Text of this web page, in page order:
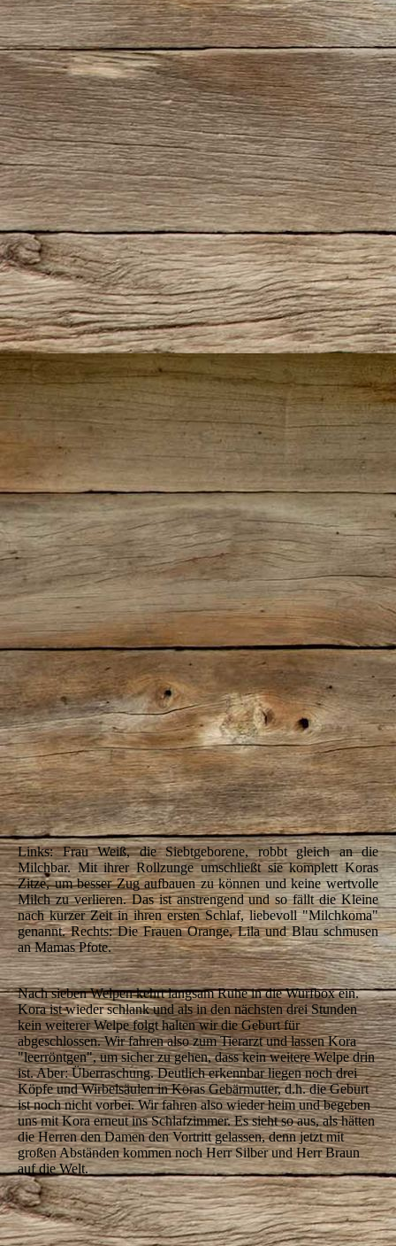
IMG_5682
IMG_5673
Links: Frau Weiß, die Siebtgeborene, robbt gleich an die
Milchbar. Mit ihrer Rollzunge umschließt sie komplett Koras
Zitze, um besser Zug aufbauen zu können und keine wertvolle
Milch zu verlieren. Das ist anstrengend und so fällt die Kleine
nach kurzer Zeit inihren ersten Schlaf, liebevoll "Milchkoma"
genannt. Rechts: Die Frauen Orange, Lila und Blau schmusen
an Mamas Pfote.
Nach sieben Welpen kehrt langsam Ruhe in die Wurfbox ein.
Kora ist wieder schlank und als in den nächsten drei Stunden
kein weiterer Welpe folgt halten wir die Geburt für
abgeschlossen. Wir fahren also zum Tierarzt und lassen Kora
"leerröntgen", um sicher zu gehen, dass kein weitere Welpe drin
ist. Aber: Überraschung. Deutlich erkennbar liegen noch drei
Köpfe und Wirbelsäulen in Koras Gebärmutter, d.h. die Geburt
ist noch nicht vorbei. Wir fahren also wieder heim und begeben
uns mit Kora erneut ins Schlafzimmer. Es sieht so aus, als hätten
die Herren den Damen den Vortritt gelassen, denn jetzt mit
großen Abständen kommen noch Herr Silber und Herr Braun
auf die Welt.